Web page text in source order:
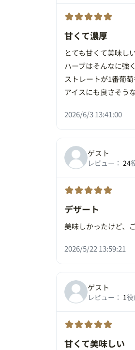
甘くて濃厚
とても甘くて美味し
ハーブはそんなに強
ストレートが1番葡
アイスにも良さそう
2026/6/3 13:41:00
ゲスト
レビュー： 24
デザート
美味しかったけど、
2026/5/22 13:59:21
ゲスト
レビュー： 1役
甘くて美味しい